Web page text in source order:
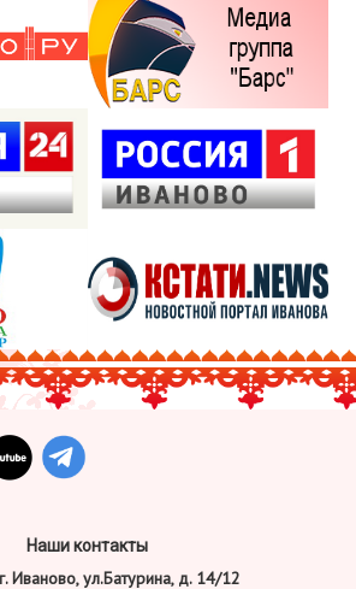
Наши контакты
Иваново, ул.Батурина, д. 14/12